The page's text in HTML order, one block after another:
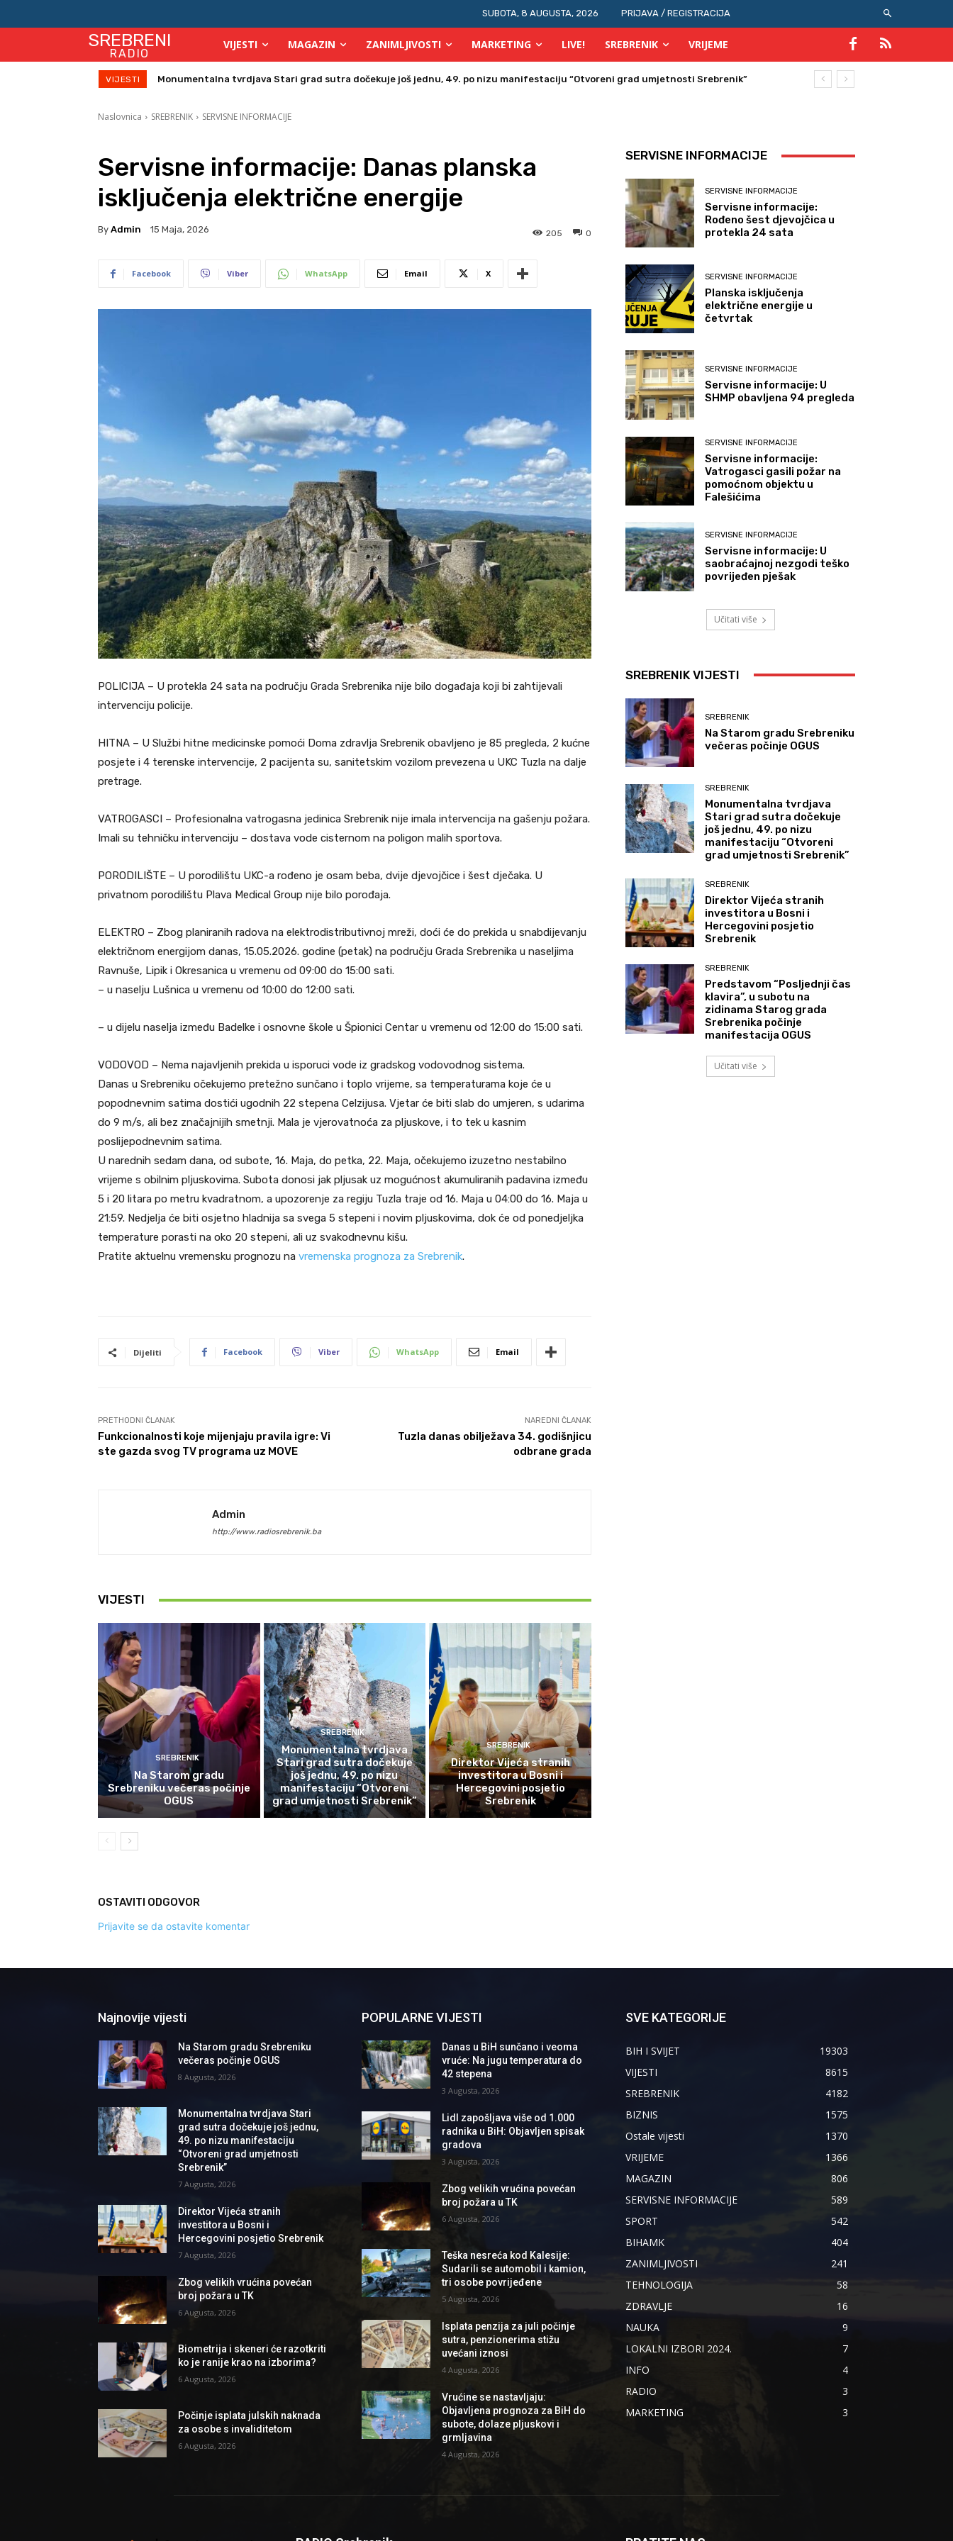
SUBOTA, 8 AUGUSTA, 2026 PRIJAVA / REGISTRACIJA
SREBRENI
RADIO
VIJESTI MAGAZIN ZANIMLJIVOSTI MARKETING LIVE! SREBRENIK VRIJEME
VIJESTI Monumentalna tvrdjava Stari grad sutra dočekuje još jednu, 49. po nizu manifestaciju “Otvoreni grad umjetnosti Srebrenik”
Direktor Vijeća stranih investitora u Bosni i Hercegovini posjetio Srebrenik
Naslovnica SREBRENIK SERVISNE INFORMACIJE
Servisne informacije: Danas planska
isključenja električne energije
By Admin 15 Maja, 2026 0
205
Facebook Viber WhatsApp Email X
POLICIJA – U protekla 24 sata na području Grada Srebrenika nije bilo događaja koji bi zahtijevali
intervenciju policije.
HITNA – U Službi hitne medicinske pomoći Doma zdravlja Srebrenik obavljeno je 85 pregleda, 2 kućne
posjete i 4 terenske intervencije, 2 pacijenta su, sanitetskim vozilom prevezena u UKC Tuzla na dalje
pretrage.
VATROGASCI – Profesionalna vatrogasna jedinica Srebrenik nije imala intervencija na gašenju požara.
Imali su tehničku intervenciju – dostava vode cisternom na poligon malih sportova.
PORODILIŠTE – U porodilištu UKC-a rođeno je osam beba, dvije djevojčice i šest dječaka. U
privatnom porodilištu Plava Medical Group nije bilo porođaja.
ELEKTRO – Zbog planiranih radova na elektrodistributivnoj mreži, doći će do prekida u snabdijevanju
električnom energijom danas, 15.05.2026. godine (petak) na području Grada Srebrenika u naseljima
Ravnuše, Lipik i Okresanica u vremenu od 09:00 do 15:00 sati.
– u naselju Lušnica u vremenu od 10:00 do 12:00 sati.
– u dijelu naselja između Badelke i osnovne škole u Špionici Centar u vremenu od 12:00 do 15:00 sati.
VODOVOD – Nema najavljenih prekida u isporuci vode iz gradskog vodovodnog sistema.
Danas u Srebreniku očekujemo pretežno sunčano i toplo vrijeme, sa temperaturama koje će u
popodnevnim satima dostići ugodnih 22 stepena Celzijusa. Vjetar će biti slab do umjeren, s udarima
do 9 m/s, ali bez značajnijih smetnji. Mala je vjerovatnoća za pljuskove, i to tek u kasnim
poslijepodnevnim satima.
U narednih sedam dana, od subote, 16. Maja, do petka, 22. Maja, očekujemo izuzetno nestabilno
vrijeme s obilnim pljuskovima. Subota donosi jak pljusak uz mogućnost akumuliranih padavina između
5 i 20 litara po metru kvadratnom, a upozorenje za regiju Tuzla traje od 16. Maja u 04:00 do 16. Maja u
21:59. Nedjelja će biti osjetno hladnija sa svega 5 stepeni i novim pljuskovima, dok će od ponedjeljka
temperature porasti na oko 20 stepeni, ali uz svakodnevnu kišu.
Pratite aktuelnu vremensku prognozu na vremenska prognoza za Srebrenik.
Dijeliti Facebook Viber WhatsApp Email
PRETHODNI ČLANAK
Funkcionalnosti koje mijenjaju pravila igre: Vi
ste gazda svog TV programa uz MOVE
NAREDNI ČLANAK
Tuzla danas obilježava 34. godišnjicu
odbrane grada
Admin
http://www.radiosrebrenik.ba
VIJESTI
SREBRENIK
Na Starom gradu
Srebreniku večeras počinje
OGUS
SREBRENIK
Monumentalna tvrdjava
Stari grad sutra dočekuje
još jednu, 49. po nizu
manifestaciju “Otvoreni
grad umjetnosti Srebrenik”
SREBRENIK
Direktor Vijeća stranih
investitora u Bosni i
Hercegovini posjetio
Srebrenik
OSTAVITI ODGOVOR
Prijavite se da ostavite komentar
SERVISNE INFORMACIJE
SERVISNE INFORMACIJE
Servisne informacije:
Rođeno šest djevojčica u
protekla 24 sata
SERVISNE INFORMACIJE
Planska isključenja
električne energije u
četvrtak
SERVISNE INFORMACIJE
Servisne informacije: U
SHMP obavljena 94 pregleda
SERVISNE INFORMACIJE
Servisne informacije:
Vatrogasci gasili požar na
pomoćnom objektu u
Falešićima
SERVISNE INFORMACIJE
Servisne informacije: U
saobraćajnoj nezgodi teško
povrijeđen pješak
Učitati više
SREBRENIK VIJESTI
SREBRENIK
Na Starom gradu Srebreniku
večeras počinje OGUS
SREBRENIK
Monumentalna tvrdjava
Stari grad sutra dočekuje
još jednu, 49. po nizu
manifestaciju “Otvoreni
grad umjetnosti Srebrenik”
SREBRENIK
Direktor Vijeća stranih
investitora u Bosni i
Hercegovini posjetio
Srebrenik
SREBRENIK
Predstavom “Posljednji čas
klavira”, u subotu na
zidinama Starog grada
Srebrenika počinje
manifestacija OGUS
Učitati više
Najnovije vijesti
Na Starom gradu Srebreniku
večeras počinje OGUS
8 Augusta, 2026
Monumentalna tvrdjava Stari
grad sutra dočekuje još jednu,
49. po nizu manifestaciju
“Otvoreni grad umjetnosti
Srebrenik”
7 Augusta, 2026
Direktor Vijeća stranih
investitora u Bosni i
Hercegovini posjetio Srebrenik
7 Augusta, 2026
Zbog velikih vrućina povećan
broj požara u TK
6 Augusta, 2026
Biometrija i skeneri će razotkriti
ko je ranije krao na izborima?
6 Augusta, 2026
Počinje isplata julskih naknada
za osobe s invaliditetom
6 Augusta, 2026
POPULARNE VIJESTI
Danas u BiH sunčano i veoma
vruće: Na jugu temperatura do
42 stepena
3 Augusta, 2026
Lidl zapošljava više od 1.000
radnika u BiH: Objavljen spisak
gradova
3 Augusta, 2026
Zbog velikih vrućina povećan
broj požara u TK
6 Augusta, 2026
Teška nesreća kod Kalesije:
Sudarili se automobil i kamion,
tri osobe povrijeđene
5 Augusta, 2026
Isplata penzija za juli počinje
sutra, penzionerima stižu
uvećani iznosi
4 Augusta, 2026
Vrućine se nastavljaju:
Objavljena prognoza za BiH do
subote, dolaze pljuskovi i
grmljavina
4 Augusta, 2026
SVE KATEGORIJE
BIH I SVIJET
19303
VIJESTI
8615
SREBRENIK
4182
BIZNIS
1575
Ostale vijesti
1370
VRIJEME
1366
MAGAZIN
806
SERVISNE INFORMACIJE
589
SPORT
542
BIHAMK
404
ZANIMLJIVOSTI
241
TEHNOLOGIJA
58
ZDRAVLJE
16
NAUKA
9
LOKALNI IZBORI 2024.
7
INFO
4
RADIO
3
MARKETING
3